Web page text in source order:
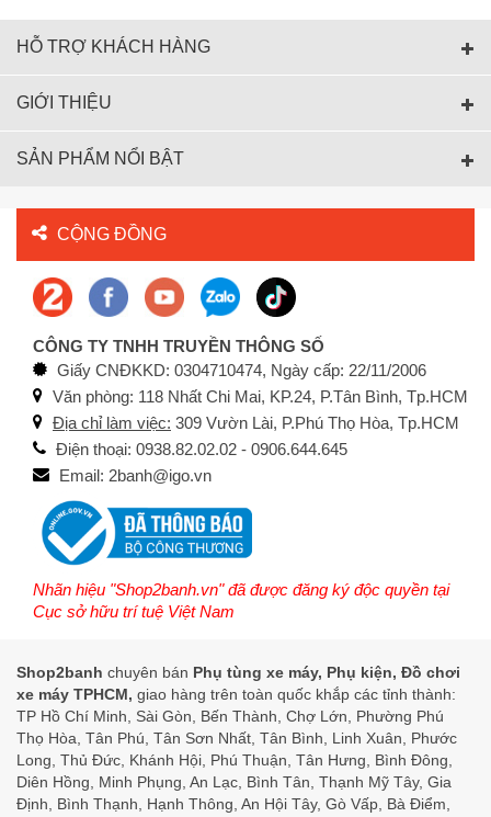
HỖ TRỢ KHÁCH HÀNG
GIỚI THIỆU
SẢN PHẨM NỔI BẬT
CỘNG ĐỒNG
CÔNG TY TNHH TRUYỀN THÔNG SỐ
Giấy CNĐKKD: 0304710474, Ngày cấp: 22/11/2006
Văn phòng: 118 Nhất Chi Mai, KP.24, P.Tân Bình, Tp.HCM
Địa chỉ làm việc: 309 Vườn Lài, P.Phú Thọ Hòa, Tp.HCM
Điện thoại: 0938.82.02.02 - 0906.644.645
Email: 2banh@igo.vn
Nhãn hiệu "Shop2banh.vn" đã được đăng ký độc quyền tại
Cục sở hữu trí tuệ Việt Nam
Shop2banh chuyên bán Phụ tùng xe máy, Phụ kiện, Đồ chơi
xe máy TPHCM, giao hàng trên toàn quốc khắp các tỉnh thành:
TP Hồ Chí Minh, Sài Gòn, Bến Thành, Chợ Lớn, Phường Phú
Thọ Hòa, Tân Phú, Tân Sơn Nhất, Tân Bình, Linh Xuân, Phước
Long, Thủ Đức, Khánh Hội, Phú Thuận, Tân Hưng, Bình Đông,
Diên Hồng, Minh Phụng, An Lạc, Bình Tân, Thạnh Mỹ Tây, Gia
Định, Bình Thạnh, Hạnh Thông, An Hội Tây, Gò Vấp, Bà Điểm,